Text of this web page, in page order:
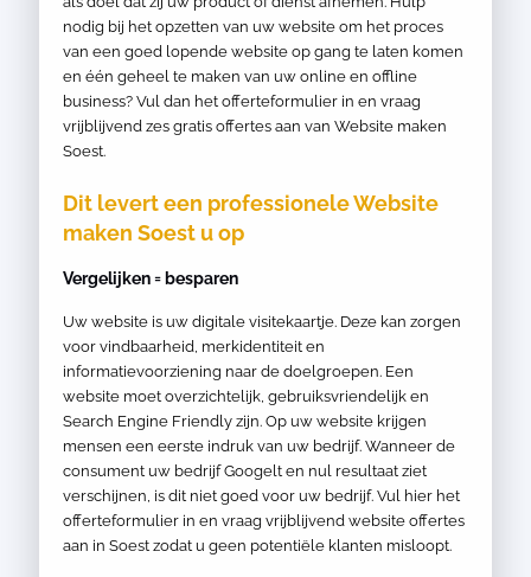
nodig bij het opzetten van uw website om het proces
van een goed lopende website op gang te laten komen
en één geheel te maken van uw online en offline
business? Vul dan het offerteformulier in en vraag
vrijblijvend zes gratis offertes aan van Website maken
Soest.
Dit levert een professionele Website
maken Soest u op
Vergelijken = besparen
Uw website is uw digitale visitekaartje. Deze kan zorgen
voor vindbaarheid, merkidentiteit en
informatievoorziening naar de doelgroepen. Een
website moet overzichtelijk, gebruiksvriendelijk en
Search Engine Friendly zijn. Op uw website krijgen
mensen een eerste indruk van uw bedrijf. Wanneer de
consument uw bedrijf Googelt en nul resultaat ziet
verschijnen, is dit niet goed voor uw bedrijf. Vul hier het
offerteformulier in en vraag vrijblijvend website offertes
aan in Soest zodat u geen potentiële klanten misloopt.